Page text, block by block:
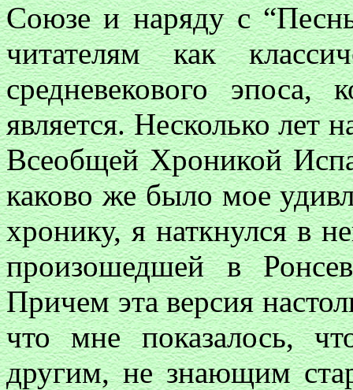
Союзе и наряду с
читателям как
средневекового
является. Несколько лет
Всеобщей Хроникой
каково же было мое
хронику, я наткнулся в
произошедшей в
Причем эта версия
что мне показалось,
другим, не знающим